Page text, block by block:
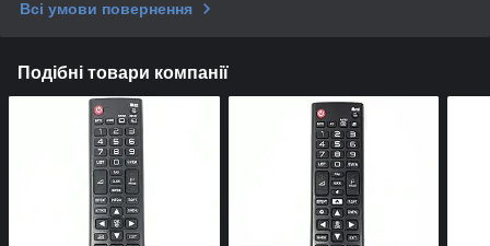
Всі умови повернення
Подібні товари компанії